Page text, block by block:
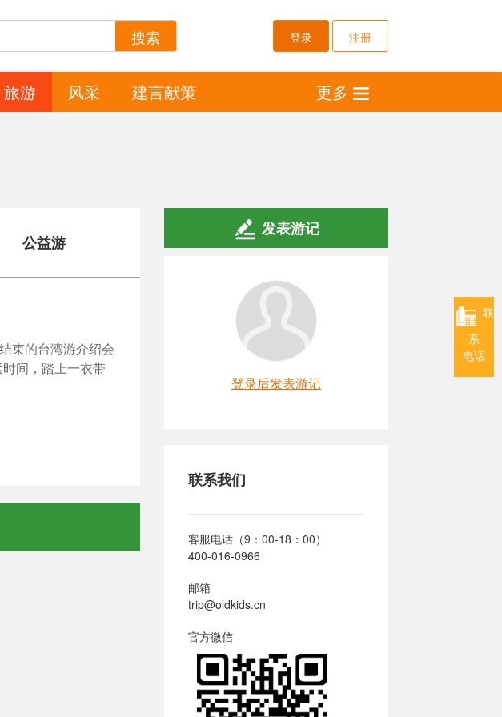
登录 注册
旅游 风采 建言献策 更多
公益游
束的台湾游介绍会
时间，踏上一衣带
发表游记
登录后发表游记
联系我们
客服电话（9：00-18：00）
400-016-0966
邮箱
trip@oldkids.cn
官方微信
联
系
电话